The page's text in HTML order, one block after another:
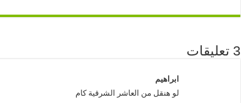
3 تعليقات
ابراهيم
لو هنقل من العاشر الشرقية كام